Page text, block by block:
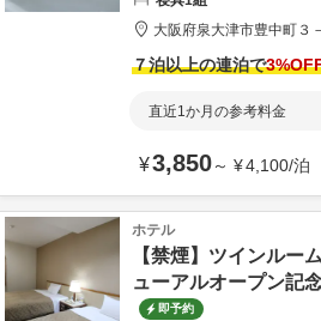
大阪府泉大津市豊中町３
７泊以上の連泊で3
直近1か月の参考料金
¥3,850～ ¥4,100/泊
ホテル
【禁煙】ツインルー
ューアルオープン記
即予約